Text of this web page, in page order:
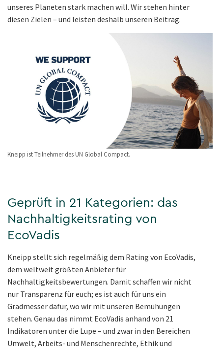
Kneipp ist Teilnehmer des UN Global Compact.
unseres Planeten stark machen will. Wir stehen hinter
diesen Zielen – und leisten deshalb unseren Beitrag.
Geprüft in 21 Kategorien: das
Nachhaltigkeitsrating von
EcoVadis
Kneipp stellt sich regelmäßig dem Rating von EcoVadis,
dem weltweit größten Anbieter für
Nachhaltigkeitsbewertungen. Damit schaffen wir nicht
nur Transparenz für euch; es ist auch für uns ein
Gradmesser dafür, wo wir mit unseren Bemühungen
stehen. Genau das nimmt EcoVadis anhand von 21
Indikatoren unter die Lupe – und zwar in den Bereichen
Umwelt, Arbeits- und Menschenrechte, Ethik und